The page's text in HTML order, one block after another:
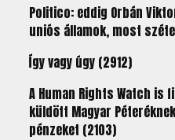
Politico: eddig Orbán
uniós államok, most
Így vagy úgy (2912)
A Human Rights Watch is
küldött Magyar
pénzeket (2103)